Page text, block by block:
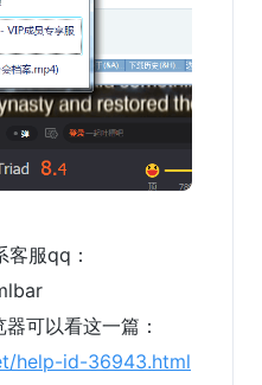
客服qq：
可以看这一篇：
help-id-36943.html